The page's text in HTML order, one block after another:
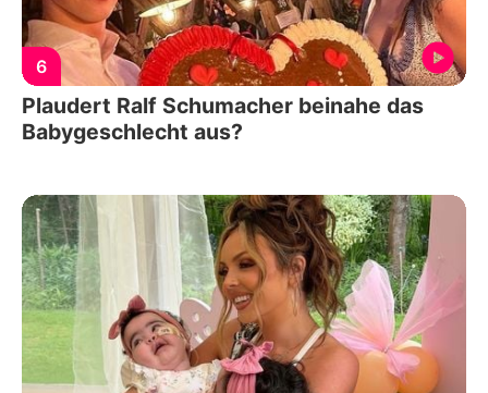
6
Plaudert Ralf Schumacher beinahe das
Babygeschlecht aus?